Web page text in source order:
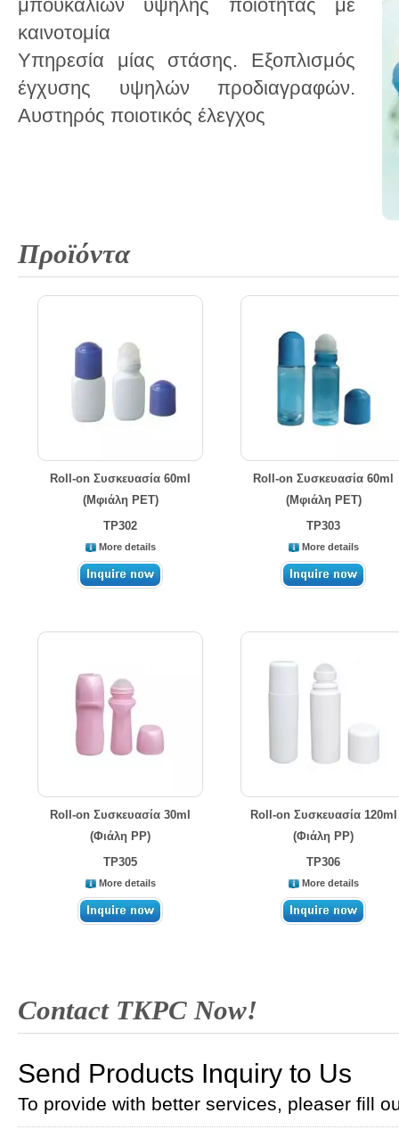
μπουκαλιών υψηλής ποιότητας με
καινοτομία
Υπηρεσία μίας στάσης. Εξοπλισμός
έγχυσης υψηλών προδιαγραφών.
Αυστηρός ποιοτικός έλεγχος
Προϊόντα
Roll-on Συσκευασία 60ml
(Μφιάλη PET)
TP302
More details
Roll-on Συσκευασία 60ml
(Μφιάλη PET)
TP303
More details
Roll-on Συσκευασία 30ml
(Φιάλη PP)
TP305
More details
Roll-on Συσκευασία 120ml
(Φιάλη PP)
TP306
More details
Contact TKPC Now!